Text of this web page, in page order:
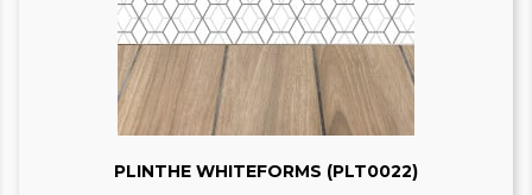
PLINTHE WHITEFORMS (PLT0022)